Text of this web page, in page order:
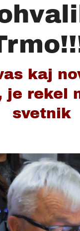
kaj
je rekel
svetnik